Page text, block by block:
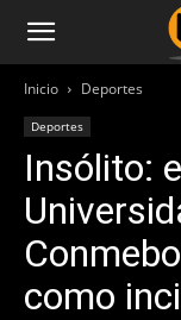
Inicio Deportes
Deportes
Insólito:
como